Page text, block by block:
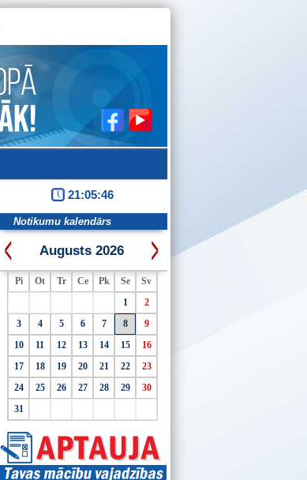
21:05:47
Notikumu kalendārs
Augusts 2026
Pi Ot Tr Ce Pk Se
Sv
1
2
3
4 5 6 7 8
9
10
11 12 13 14 15
16
17
18 19 20 21 22
23
24
25 26 27 28 29
30
31